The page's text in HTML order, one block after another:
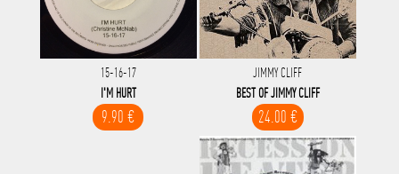
15-16-17
I'M HURT
9.90 €
JIMMY CLIFF
BEST OF JIMMY CLIFF
24.00 €